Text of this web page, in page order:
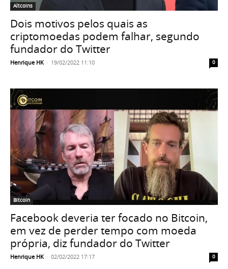
Altcoins
Dois motivos pelos quais as
criptomoedas podem falhar, segundo
fundador do Twitter
Henrique HK - 19/02/2022 11:10 0
Bitcoin
Facebook deveria ter focado no Bitcoin,
em vez de perder tempo com moeda
própria, diz fundador do Twitter
Henrique HK - 02/02/2022 17:17 0